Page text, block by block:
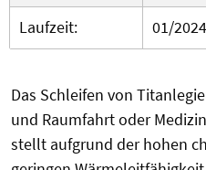
Laufzeit:
01/
Das Schleifen von
und Raumfahrt oder
stellt aufgrund der hohen